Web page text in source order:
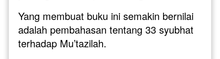
Yang membuat buku ini semakin bernilai
adalah pembahasan tentang 33 syubhat
terhadap Mu’tazilah.